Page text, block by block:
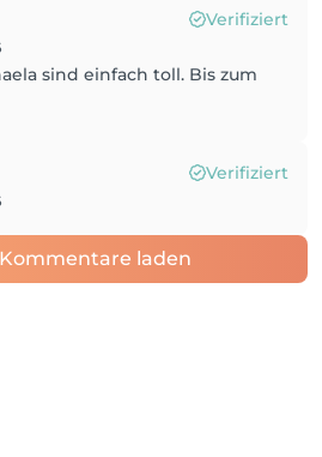
Verifiziert
sind einfach toll. Bis zum
Verifiziert
laden